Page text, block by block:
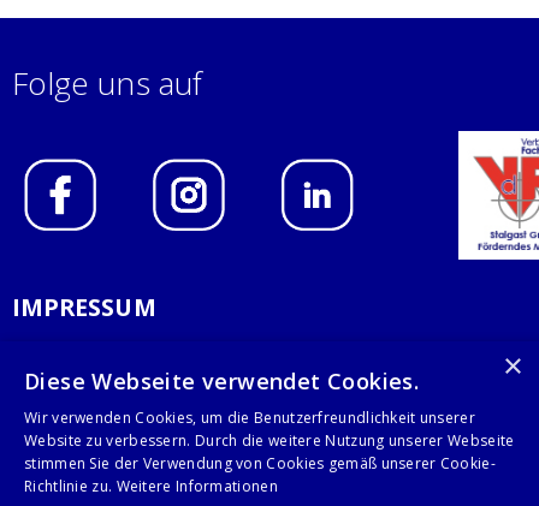
Folge uns auf
IMPRESSUM
AGB
KONTAKT
×
Diese Webseite verwendet Cookies.
Wir verwenden Cookies, um die Benutzerfreundlichkeit unserer
Website zu verbessern. Durch die weitere Nutzung unserer Webseite
stimmen Sie der Verwendung von Cookies gemäß unserer Cookie-
Richtlinie zu. Weitere Informationen